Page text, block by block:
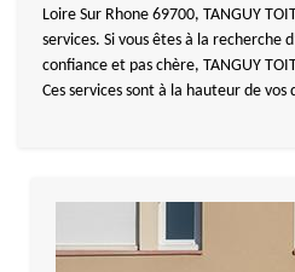
Loire Sur Rhone 69700, TANGUY
services. Si vous êtes à la recherche
confiance et pas chère, TANGUY
Ces services sont à la hauteur de